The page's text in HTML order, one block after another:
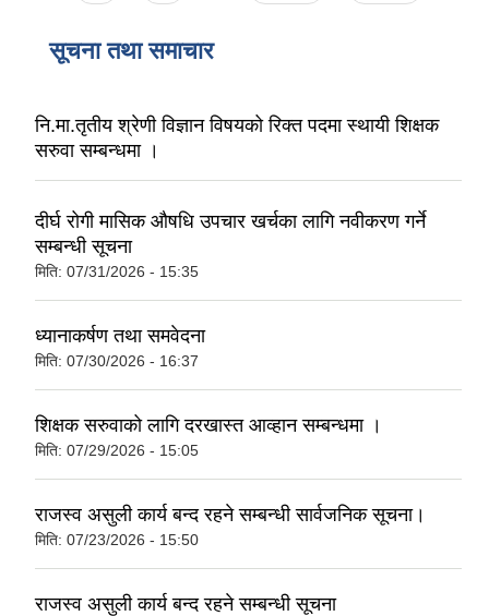
सूचना तथा समाचार
नि.मा.तृतीय श्रेणी विज्ञान विषयको रिक्त पदमा स्थायी शिक्षक
सरुवा सम्बन्धमा ।
दीर्घ रोगी मासिक औषधि उपचार खर्चका लागि नवीकरण गर्ने
सम्बन्धी सूचना
मिति: 07/31/2026 - 15:35
ध्यानाकर्षण तथा समवेदना
मिति: 07/30/2026 - 16:37
शिक्षक सरुवाको लागि दरखास्त आव्हान सम्बन्धमा ।
मिति: 07/29/2026 - 15:05
राजस्व असुली कार्य बन्द रहने सम्बन्धी सार्वजनिक सूचना।
मिति: 07/23/2026 - 15:50
राजस्व असुली कार्य बन्द रहने सम्बन्धी सूचना